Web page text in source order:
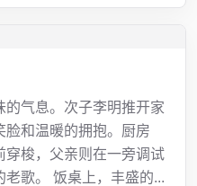
的气息。次子李明推开家
脸和温暖的拥抱。厨房
穿梭，父亲则在一旁调试
歌。 饭桌上，丰盛的...